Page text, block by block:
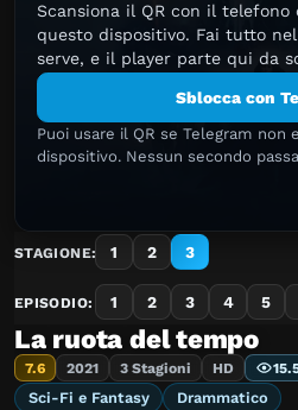
Scansiona il QR con il telefono
questo dispositivo. Fai tutto
serve, e il player parte qui da
Sblocca con
Puoi usare il QR se Telegram
dispositivo. Nessun secondo
STAGIONE: 1 2 3
EPISODIO: 1 2 3 4 5
La ruota del tempo
7.6 2021 3 Stagioni HD
Sci-Fi e Fantasy Drammatico